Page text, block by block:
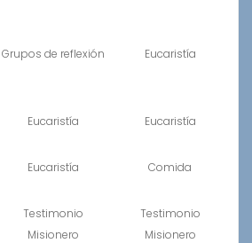
Grupos de reflexión Eucaristía
Eucaristía Eucaristía
Eucaristía Comida
Testimonio
Misionero
Testimonio
Misionero